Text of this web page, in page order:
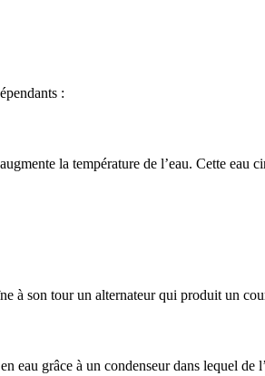
:
la température de l’eau. Cette eau
à son tour un alternateur qui produit un
grâce à un condenseur dans lequel